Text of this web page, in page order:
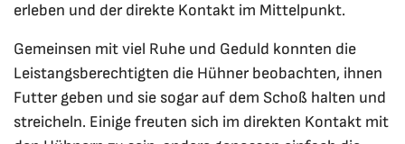
erleben und der direkte Kontakt im Mittelpunkt.
Gemeinsen mit viel Ruhe und Geduld konnten die
Leistangsberechtigten die Hühner beobachten, ihnen
Futter geben und sie sogar auf dem Schoß halten und
streicheln. Einige freuten sich im direkten Kontakt mit